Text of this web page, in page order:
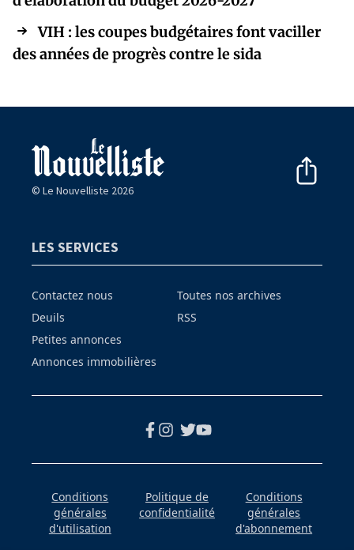
VIH : les coupes budgétaires font vaciller
des années de progrès contre le sida
© Le Nouvelliste 2026
LES SERVICES
Contactez nous
Deuils
Petites annonces
Annonces immobilières
Toutes nos archives
RSS
Conditions
générales
d'utilisation
Politique de
confidentialité
Conditions
générales
d'abonnement